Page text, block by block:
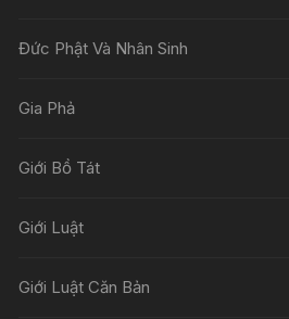
Đức Phật Và Nhân Sinh
Gia Phả
Giới Bồ Tát
Giới Luật
Giới Luật Căn Bản